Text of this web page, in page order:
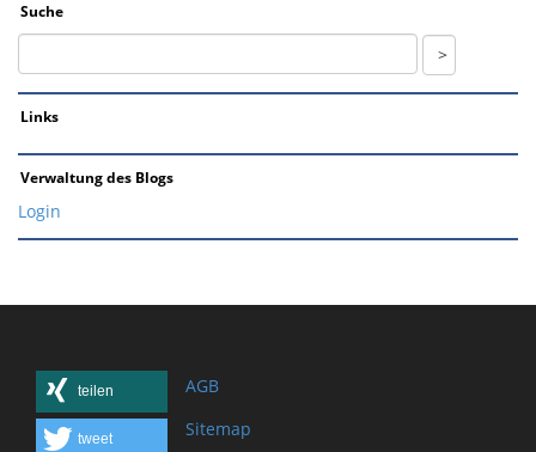
Suche
Links
Verwaltung des Blogs
Login
teilen
tweet
AGB
Sitemap